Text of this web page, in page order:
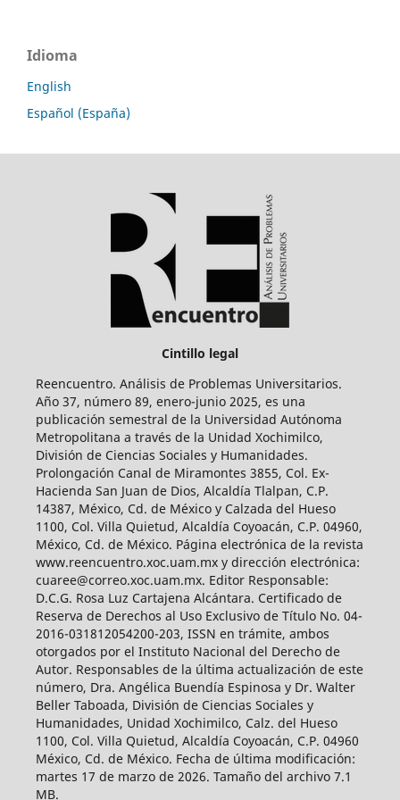
Idioma
English
Español (España)
Cintillo legal
Reencuentro. Análisis de Problemas Universitarios.
Año 37, número 89, enero-junio 2025, es una
publicación semestral de la Universidad Autónoma
Metropolitana a través de la Unidad Xochimilco,
División de Ciencias Sociales y Humanidades.
Prolongación Canal de Miramontes 3855, Col. Ex-
Hacienda San Juan de Dios, Alcaldía Tlalpan, C.P.
14387, México, Cd. de México y Calzada del Hueso
1100, Col. Villa Quietud, Alcaldía Coyoacán, C.P. 04960,
México, Cd. de México. Página electrónica de la revista
www.reencuentro.xoc.uam.mx y dirección electrónica:
cuaree@correo.xoc.uam.mx. Editor Responsable:
D.C.G. Rosa Luz Cartajena Alcántara. Certificado de
Reserva de Derechos al Uso Exclusivo de Título No. 04-
2016-031812054200-203, ISSN en trámite, ambos
otorgados por el Instituto Nacional del Derecho de
Autor. Responsables de la última actualización de este
número, Dra. Angélica Buendía Espinosa y Dr. Walter
Beller Taboada, División de Ciencias Sociales y
Humanidades, Unidad Xochimilco, Calz. del Hueso
1100, Col. Villa Quietud, Alcaldía Coyoacán, C.P. 04960
México, Cd. de México. Fecha de última modificación:
martes 17 de marzo de 2026. Tamaño del archivo 7.1
MB.